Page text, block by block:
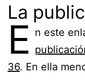
La
E n este
36. En ella